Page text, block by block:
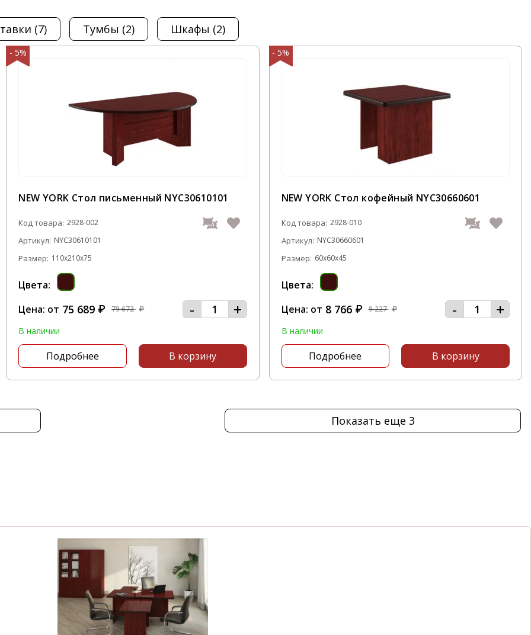
(7) тумбы (2) шкафы (2)
- 5%
NEW YORK Стол письменный NYC30610101
Код товара: 2928-002
Артикул: NYC30610101
Размер: 110x210x75
Цвета:
Цена: от 75 689 ₽ 79 672 ₽ - +
В наличии
Подробнее В корзину
- 5%
NEW YORK Стол кофейный NYC30660601
Код товара: 2928-010
Артикул: NYC30660601
Размер: 60x60x45
Цвета:
Цена: от 8 766 ₽ 9 227 ₽ - +
В наличии
Подробнее В корзину
Показать еще 3